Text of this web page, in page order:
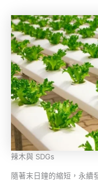
辣木與 SDGs
隨著末日鐘的縮短，永續